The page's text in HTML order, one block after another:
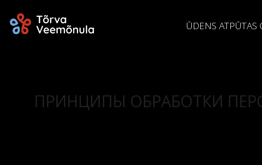
ŪDENS ATPŪTAS
ПРИНЦИПЫ ОБРАБОТКИ